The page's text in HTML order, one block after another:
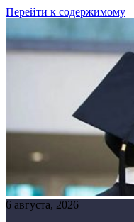
Перейти к содержимому
6 августа, 2026